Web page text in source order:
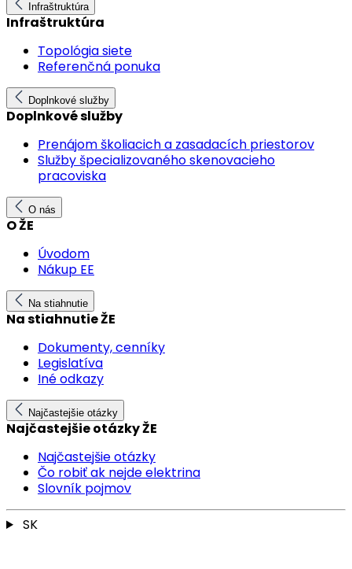
Infraštruktúra
Infraštruktúra
Topológia siete
Referenčná ponuka
Doplnkové služby
Doplnkové služby
Prenájom školiacich a zasadacích priestorov
Služby špecializovaného skenovacieho
pracoviska
O nás
O ŽE
Úvodom
Nákup EE
Na stiahnutie
Na stiahnutie ŽE
Dokumenty, cenníky
Legislatíva
Iné odkazy
Najčastejšie otázky
Najčastejšie otázky ŽE
Najčastejšie otázky
Čo robiť ak nejde elektrina
Slovník pojmov
SK